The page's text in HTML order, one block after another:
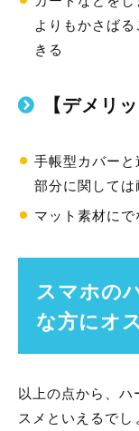
よりもかさば
きる
【デメリッ
手帳型カバー
部分に関して
マット素材に
スマホの
な方にオ
以上の点から、ハ
スメといえるでし